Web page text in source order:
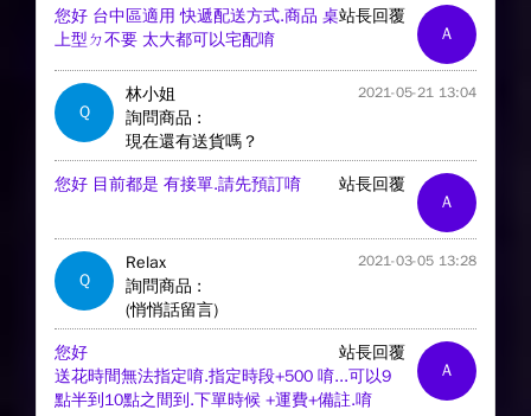
A
站長回覆
您好 台中區適用 快遞配送方式.商品 桌
上型ㄉ不要 太大都可以宅配唷
Q
林小姐 2021-05-21 13:04
詢問商品 :
現在還有送貨嗎？
A
站長回覆
您好 目前都是 有接單.請先預訂唷
Q
Relax 2021-03-05 13:28
詢問商品 :
(悄悄話留言)
A
站長回覆
您好
送花時間無法指定唷.指定時段+500 唷...可以9
點半到10點之間到.下單時候 +運費+備註.唷